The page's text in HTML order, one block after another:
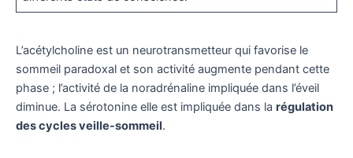
L’acétylcholine est un neurotransmetteur qui favorise le
sommeil paradoxal et son activité augmente pendant cette
phase ; l’activité de la noradrénaline impliquée dans l’éveil
diminue. La sérotonine elle est impliquée dans la régulation
des cycles veille-sommeil.